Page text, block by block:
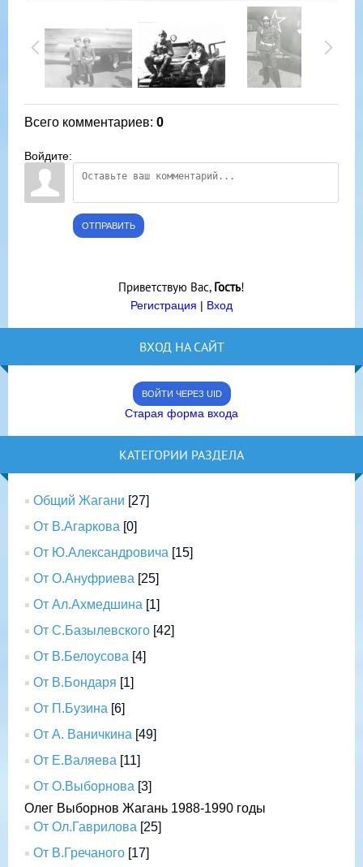
Всего комментариев: 0
Войдите:
ОТПРАВИТЬ
Приветствую Вас, Гость!
Регистрация | Вход
ВХОД НА САЙТ
ВОЙТИ ЧЕРЕЗ UID
Старая форма входа
КАТЕГОРИИ РАЗДЕЛА
Общий Жагани [27]
От В.Агаркова [0]
От Ю.Александровича [15]
От О.Ануфриева [25]
От Ал.Ахмедшина [1]
От С.Базылевского [42]
От В.Белоусова [4]
От В.Бондаря [1]
От П.Бузина [6]
От А. Ваничкина [49]
От Е.Валяева [11]
От О.Выборнова [3]
Олег Выборнов Жагань 1988-1990 годы
От Ол.Гаврилова [25]
От В.Гречаного [17]